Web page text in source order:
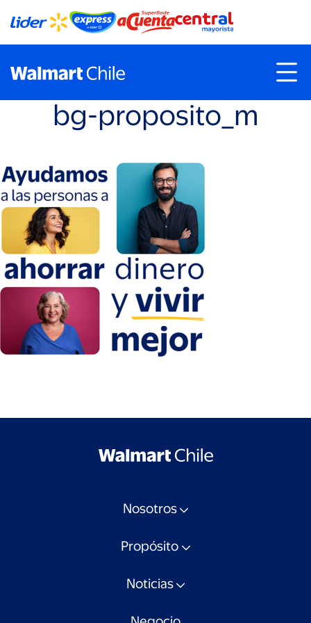
bg-proposito_m
Nosotros
Propósito
Noticias